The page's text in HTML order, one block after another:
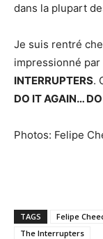
dans la plupart
Je suis rentré
impressionné
INTERRUPTERS.
DO IT AGAIN…
Photos: Felipe
TAGS Felipe
The Interrupters